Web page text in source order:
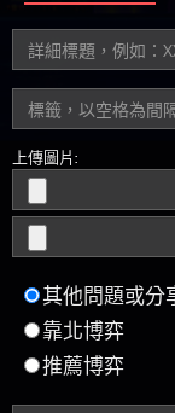
上傳圖片:
其他問題或分
靠北博弈
推薦博弈